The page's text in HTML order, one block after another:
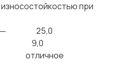
при
мм ― 25,0
мм- 9,0
-